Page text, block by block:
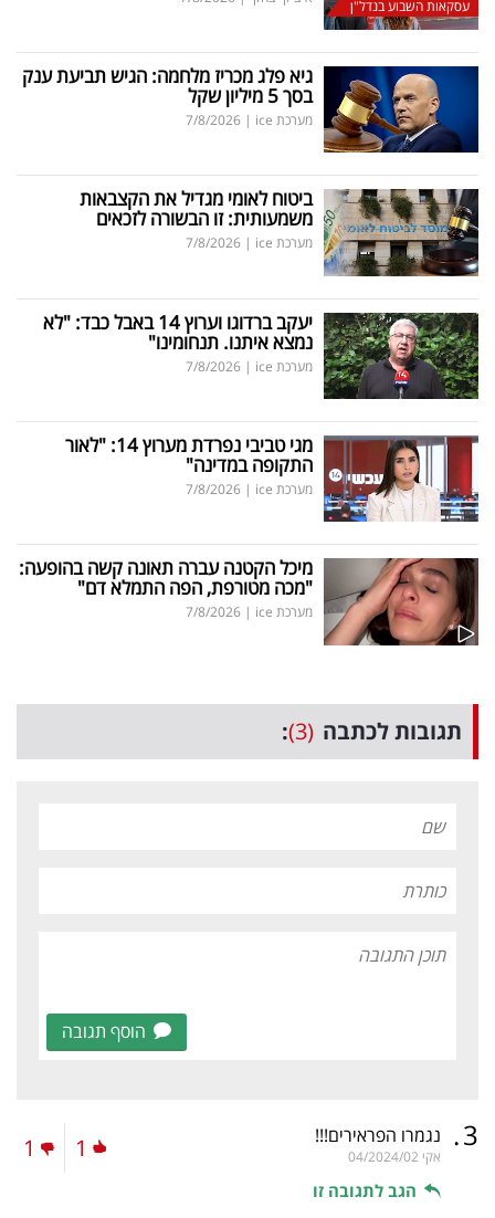
עסקאות השבוע בנדל"ן
גיא פלג מכריז מלחמה: הגיש תביעת ענק
בסך 5 מיליון שקל
מערכת ice |
7/8/2026
ביטוח לאומי מגדיל את הקצבאות
משמעותית: זו הבשורה לזכאים
מערכת ice |
7/8/2026
יעקב ברדוגו וערוץ 14 באבל כבד: "לא
נמצא איתנו. תנחומינו"
מערכת ice |
7/8/2026
מגי טביבי נפרדת מערוץ 14: "לאור
התקופה במדינה"
מערכת ice |
7/8/2026
מיכל הקטנה עברה תאונה קשה בהופעה:
"מכה מטורפת, הפה התמלא דם"
מערכת ice |
7/8/2026
תגובות לכתבה (3)
:
הוסף תגובה
3
. נגמרו הפראירים!!!
אקי 04/2024/02
הגב לתגובה זו
1
1